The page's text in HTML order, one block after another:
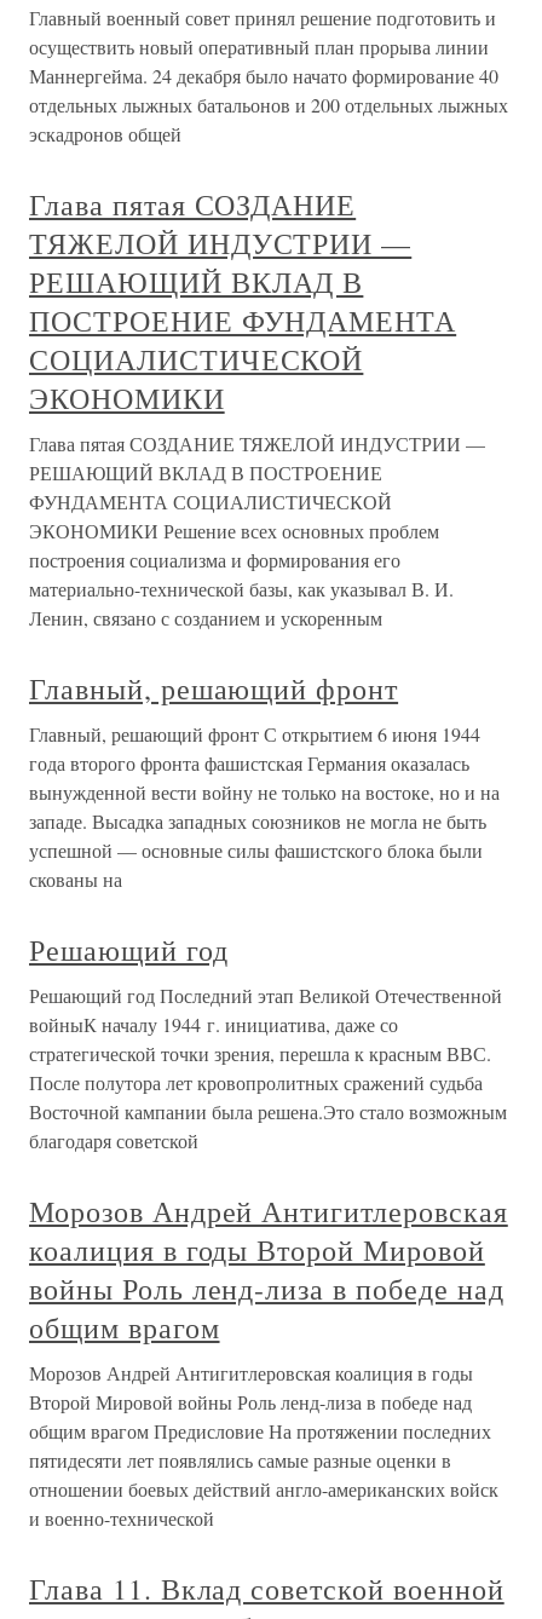
Главный военный совет принял решение подготовить и
осуществить новый оперативный план прорыва линии
Маннергейма. 24 декабря было начато формирование 40
отдельных лыжных батальонов и 200 отдельных лыжных
эскадронов общей
Глава пятая СОЗДАНИЕ
ТЯЖЕЛОЙ ИНДУСТРИИ —
РЕШАЮЩИЙ ВКЛАД В
ПОСТРОЕНИЕ ФУНДАМЕНТА
СОЦИАЛИСТИЧЕСКОЙ
ЭКОНОМИКИ
Глава пятая СОЗДАНИЕ ТЯЖЕЛОЙ ИНДУСТРИИ —
РЕШАЮЩИЙ ВКЛАД В ПОСТРОЕНИЕ
ФУНДАМЕНТА СОЦИАЛИСТИЧЕСКОЙ
ЭКОНОМИКИ Решение всех основных проблем
построения социализма и формирования его
материально-технической базы, как указывал В. И.
Ленин, связано с созданием и ускоренным
Главный, решающий фронт
Главный, решающий фронт С открытием 6 июня 1944
года второго фронта фашистская Германия оказалась
вынужденной вести войну не только на востоке, но и на
западе. Высадка западных союзников не могла не быть
успешной — основные силы фашистского блока были
скованы на
Решающий год
Решающий год Последний этап Великой Отечественной
войныК началу 1944 г. инициатива, даже со
стратегической точки зрения, перешла к красным ВВС.
После полутора лет кровопролитных сражений судьба
Восточной кампании была решена.Это стало возможным
благодаря советской
Морозов Андрей Антигитлеровская
коалиция в годы Второй Мировой
войны Роль ленд-лиза в победе над
общим врагом
Морозов Андрей Антигитлеровская коалиция в годы
Второй Мировой войны Роль ленд-лиза в победе над
общим врагом Предисловие На протяжении последних
пятидесяти лет появлялись самые разные оценки в
отношении боевых действий англо-американских войск
и военно-технической
Глава 11. Вклад советской военной